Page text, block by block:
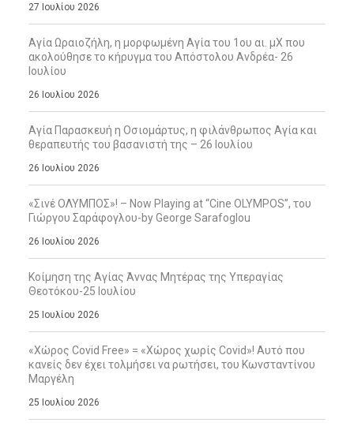
27 Ιουλίου 2026
Αγία Ωραιοζήλη, η μορφωμένη Αγία του 1ου αι. μΧ που
ακολούθησε το κήρυγμα του Απόστολου Ανδρέα- 26
Ιουλίου
26 Ιουλίου 2026
Αγία Παρασκευή η Οσιομάρτυς, η φιλάνθρωπος Αγία και
θεραπευτής του βασανιστή της – 26 Ιουλίου
26 Ιουλίου 2026
«Σινέ ΟΛΥΜΠΟΣ»! – Now Playing at “Cine OLYMPOS”, του
Γιώργου Σαράφογλου-by George Sarafoglou
26 Ιουλίου 2026
Κοίμηση της Αγίας Άννας Μητέρας της Υπεραγίας
Θεοτόκου-25 Ιουλίου
25 Ιουλίου 2026
«Χώρος Covid Free» = «Χώρος χωρίς Covid»! Αυτό που
κανείς δεν έχει τολμήσει να ρωτήσει, του Κωνσταντίνου
Μαργέλη
25 Ιουλίου 2026